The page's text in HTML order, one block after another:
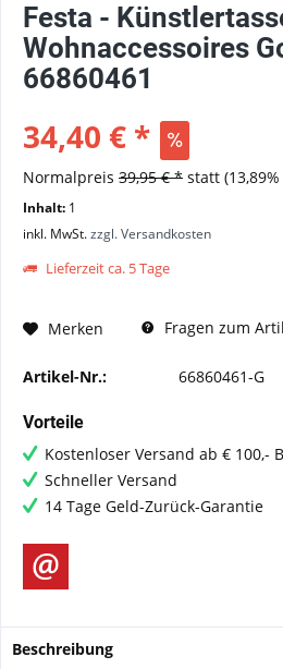
Festa -
Wohnaccessoires
66860461
34,40 € *
Normalpreis 39,95 € * statt
Inhalt: 1
inkl. MwSt.zzgl. Versandkosten
Lieferzeit ca. 5 Tage
Merken Fragen zum
Artikel-Nr.: 66860461-G
Vorteile
Kostenloser Versand ab € 100,-
Schneller Versand
14 Tage Geld-Zurück-Garantie
Beschreibung